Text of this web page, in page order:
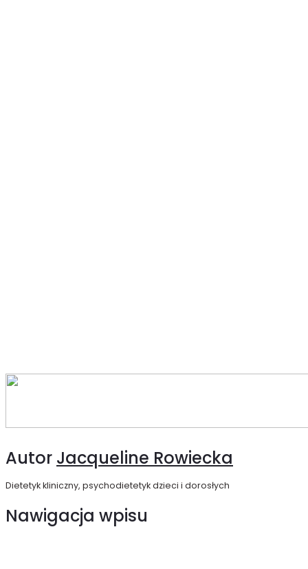
Autor Jacqueline Rowiecka
Dietetyk kliniczny, psychodietetyk dzieci i dorosłych
Nawigacja wpisu